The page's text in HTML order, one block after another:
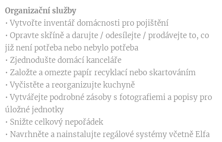
Organizační služby
• Vytvořte inventář domácnosti pro pojištění
• Opravte skříně a darujte / odesílejte / prodávejte to, co
již není potřeba nebo nebylo potřeba
• Zjednodušte domácí kanceláře
• Založte a omezte papír recyklací nebo skartováním
• Vyčistěte a reorganizujte kuchyně
• Vytvářejte podrobné zásoby s fotografiemi a popisy pro
úložné jednotky
• Snižte celkový nepořádek
• Navrhněte a nainstalujte regálové systémy včetně Elfa